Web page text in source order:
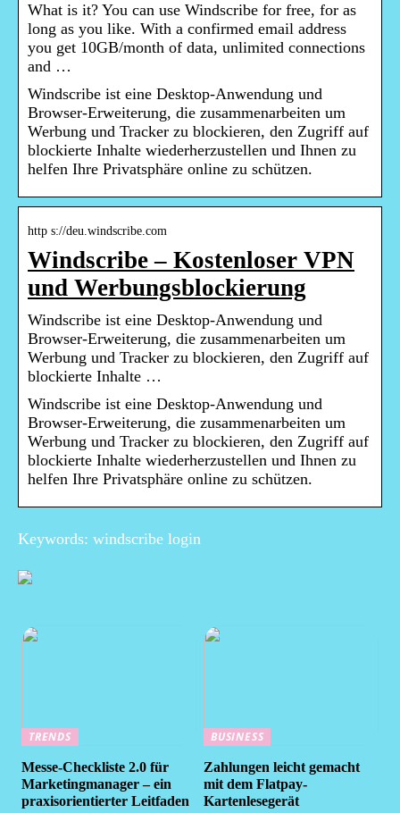
What is it? You can use Windscribe for free, for as
long as you like. With a confirmed email address
you get 10GB/month of data, unlimited connections
and …
Windscribe ist eine Desktop-Anwendung und
Browser-Erweiterung, die zusammenarbeiten um
Werbung und Tracker zu blockieren, den Zugriff auf
blockierte Inhalte wiederherzustellen und Ihnen zu
helfen Ihre Privatsphäre online zu schützen.
http s://deu.windscribe.com
Windscribe – Kostenloser VPN
und Werbungsblockierung
Windscribe ist eine Desktop-Anwendung und
Browser-Erweiterung, die zusammenarbeiten um
Werbung und Tracker zu blockieren, den Zugriff auf
blockierte Inhalte …
Windscribe ist eine Desktop-Anwendung und
Browser-Erweiterung, die zusammenarbeiten um
Werbung und Tracker zu blockieren, den Zugriff auf
blockierte Inhalte wiederherzustellen und Ihnen zu
helfen Ihre Privatsphäre online zu schützen.
Keywords: windscribe login
TRENDS
Messe-Checkliste 2.0 für
Marketingmanager – ein
praxisorientierter Leitfaden
BUSINESS
Zahlungen leicht gemacht
mit dem Flatpay-
Kartenlesegerät